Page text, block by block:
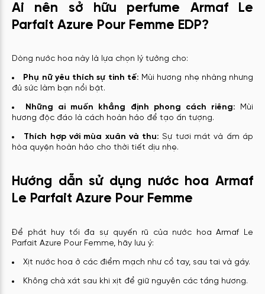
Ai nên sở hữu perfume Armaf Le
Parfait Azure Pour Femme EDP?
Dòng nước hoa này là lựa chọn lý tưởng cho:
Phụ nữ yêu thích sự tinh tế: Mùi hương nhẹ nhàng nhưng
đủ sức làm bạn nổi bật.
Những ai muốn khẳng định phong cách riêng: Mùi
hương độc đáo là cách hoàn hảo để tạo ấn tượng.
Thích hợp với mùa xuân và thu: Sự tươi mát và ấm áp
hòa quyện hoàn hảo cho thời tiết dịu nhẹ.
Hướng dẫn sử dụng nước hoa Armaf
Le Parfait Azure Pour Femme
Để phát huy tối đa sự quyến rũ của nước hoa Armaf Le
Parfait Azure Pour Femme, hãy lưu ý:
Xịt nước hoa ở các điểm mạch như cổ tay, sau tai và gáy.
Không chà xát sau khi xịt để giữ nguyên các tầng hương.